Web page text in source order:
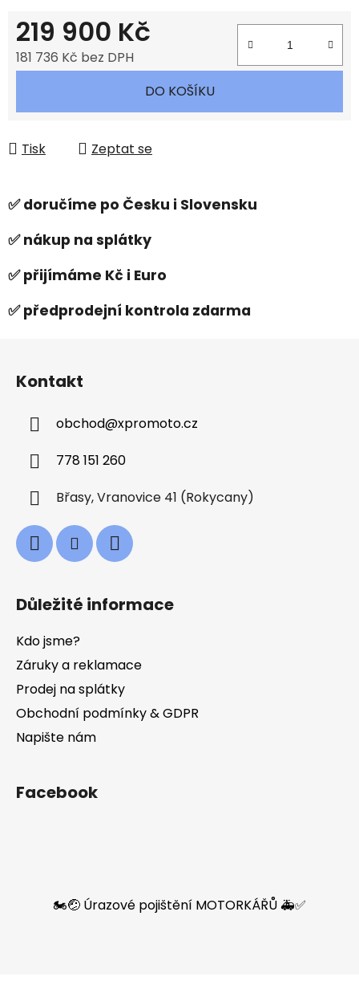
219 900 Kč
181 736 Kč bez DPH
DO KOŠÍKU
Tisk Zeptat se
✅ doručíme po Česku i Slovensku
✅ nákup na splátky
✅ přijímáme Kč i Euro
✅ předprodejní kontrola zdarma
Kontakt
obchod@xpromoto.cz
778 151 260
Břasy, Vranovice 41 (Rokycany)
Důležité informace
Kdo jsme?
Záruky a reklamace
Prodej na splátky
Obchodní podmínky & GDPR
Napište nám
Facebook
🏍️🤕 Úrazové pojištění MOTORKÁŘŮ 🚑✅